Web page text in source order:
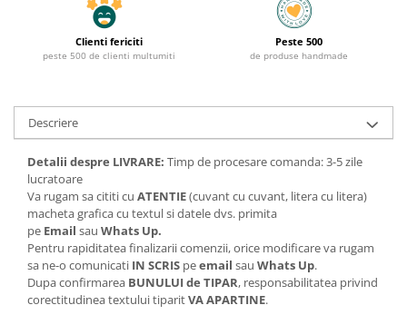
Clienti fericiti
peste 500 de clienti multumiti
Peste 500
de produse handmade
Descriere
Detalii despre LIVRARE: Timp de procesare comanda: 3-5 zile
lucratoare
Va rugam sa cititi cu ATENTIE(cuvant cu cuvant, litera cu litera)
macheta grafica cu textul si datele dvs. primita
pe Email sau Whats Up.
Pentru rapiditatea finalizarii comenzii, orice modificare va rugam
sa ne-o comunicati IN SCRIS peemail sau Whats Up.
Dupa confirmarea BUNULUI de TIPAR, responsabilitatea privind
corectitudinea textului tiparitVA APARTINE.